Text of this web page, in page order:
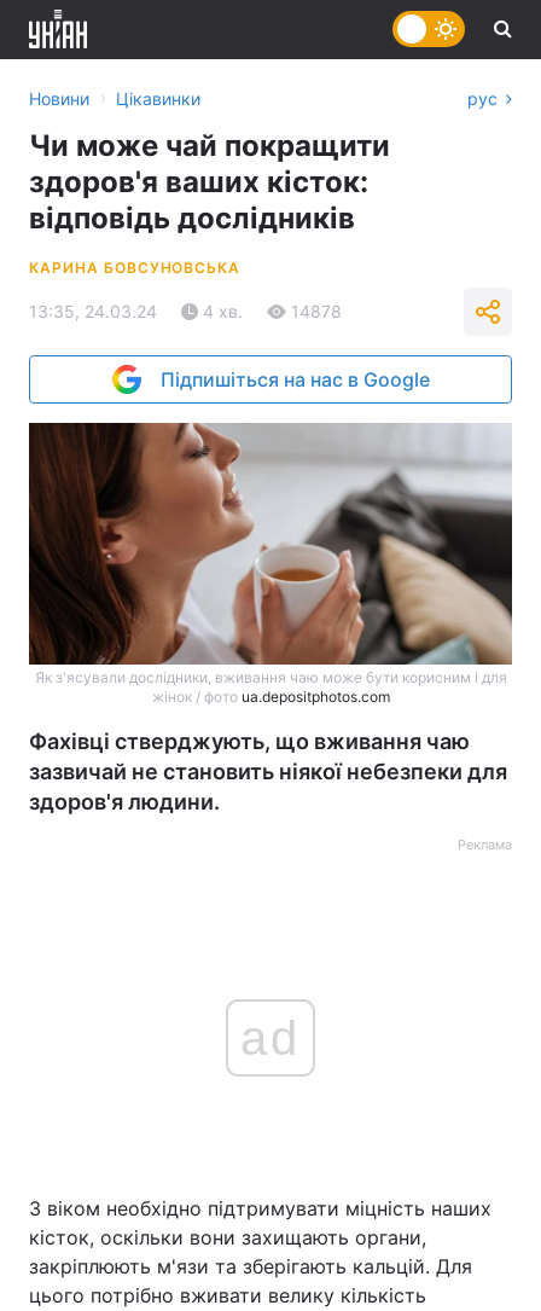
Україна Політика
Економіка Світ
Новини › Цікавинки рус
Чи може чай покращити
здоров'я ваших кісток:
відповідь дослідників
КАРИНА БОВСУНОВСЬКА
13:35, 24.03.24 4 хв. 14878
Підпишіться на нас в Google
Як з'ясували дослідники, вживання чаю може бути корисним і для
жінок / фото ua.depositphotos.com
Фахівці стверджують, що вживання чаю
зазвичай не становить ніякої небезпеки для
здоров'я людини.
Реклама
ad
З віком необхідно підтримувати міцність наших
кісток, оскільки вони захищають органи,
закріплюють м'язи та зберігають кальцій. Для
цього потрібно вживати велику кількість